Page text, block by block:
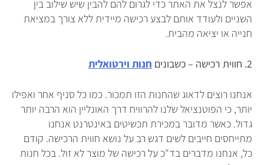
אפשר לנצל את האתר כדי לגרום להם להבין שיש שילוב בין
השניים ולעודד אותם לבצע רכישה מיידית ללא צורך במציאת
חנייה או יציאה מהבית.
2. חווית רכישה – כשבונים חנות וירטואלית
אנחנו רוצים לדאוג שהחנות הזו תמכור. כמו כל סניף אחר ואפילו
יותר, כי הפוטנציאל שלנו להרוויח דרך האונליין הוא הרבה יותר
גדול. כאשר מדובר במכירת תכשיטים באינטרנט אנחנו
מתייחסים חייבים לשים דגש רב על נושא חווית הרכישה. קודם
כל, אנחנו מדברים בד"כ על רכישה של מוצר לא זול. בכל חנות